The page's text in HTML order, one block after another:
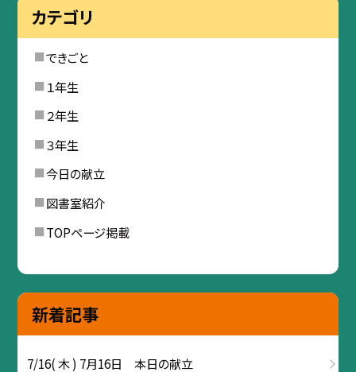
カテゴリ
できごと
１年生
２年生
３年生
今日の献立
図書室紹介
TOPページ掲載
新着記事
7/16( 木 ) 7月16日 本日の献立